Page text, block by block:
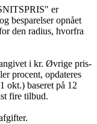
er
besparelser opnået
den radius, hvorfra
i kr. Øvrige pris-
procent, opdateres
okt.) baseret på 12
fire tilbud.